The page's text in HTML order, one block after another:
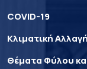
COVID-19
Κλιματική
Θέματα Φύλου